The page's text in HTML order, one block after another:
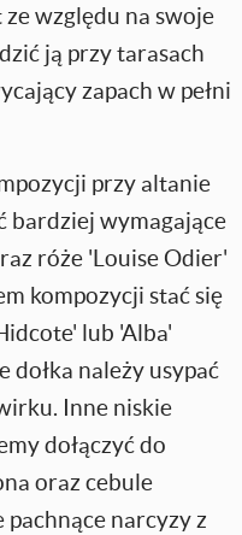
względu na swoje
ją przy tarasach
zapach w pełni
przy altanie
bardziej wymagające
róże 'Louise Odier'
kompozycji stać się
lub 'Alba'
dołka należy usypać
Inne niskie
dołączyć do
oraz cebule
narcyzy z